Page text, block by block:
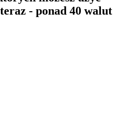
- ponad 40 walut